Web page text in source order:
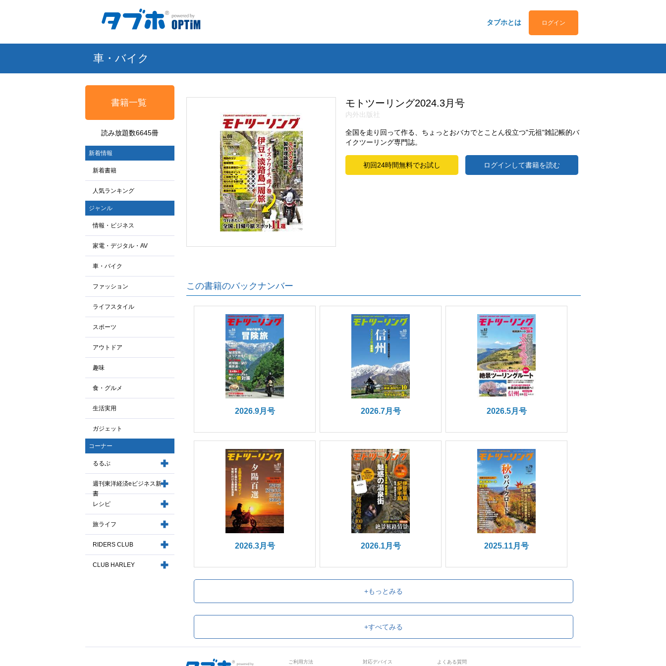
タブホとは ログイン
車・バイク
書籍一覧
読み放題数6645冊
新着情報
新着書籍
人気ランキング
ジャンル
情報・ビジネス
家電・デジタル・AV
車・バイク
ファッション
ライフスタイル
スポーツ
アウトドア
趣味
食・グルメ
生活実用
ガジェット
コーナー
るるぶ
週刊東洋経済eビジネス新
書
レシピ
旅ライフ
RIDERS CLUB
CLUB HARLEY
モトツーリング2024.3月号
内外出版社
全国を走り回って作る、ちょっとおバカでとことん役立つ"元祖"雑記帳的バ
イクツーリング専門誌。
初回24時間無料でお試し ログインして書籍を読む
この書籍のバックナンバー
2026.9月号 2026.7月号 2026.5月号
2026.3月号 2026.1月号 2025.11月号
+もっとみる
+すべてみる
ご利用方法 対応デバイス よくある質問